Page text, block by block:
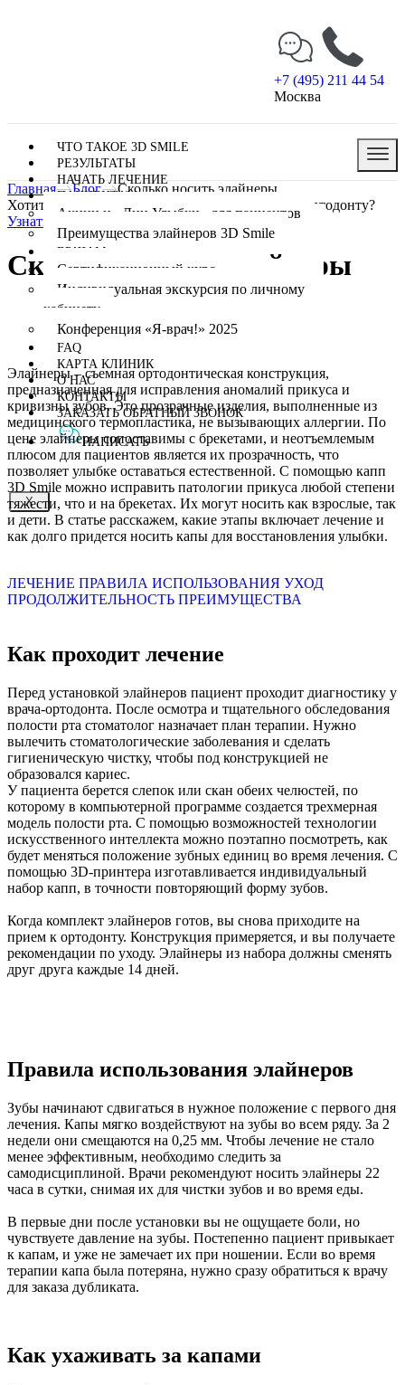
+7 (495) 211 44 54
Москва
ЧТО ТАКОЕ 3D SMILE
РЕЗУЛЬТАТЫ
НАЧАТЬ ЛЕЧЕНИЕ
ПАЦИЕНТАМ
Акции и «Дни Улыбки» для пациентов
Преимущества элайнеров 3D Smile
ВРАЧАМ
Сертификационный курс
Индивидуальная экскурсия по личному
кабинету
Конференция «Я-врач!» 2025
FAQ
КАРТА КЛИНИК
О НАС
КОНТАКТЫ
ЗАКАЗАТЬ ОБРАТНЫЙ ЗВОНОК
НАПИСАТЬ
X
Главная Блог
Сколько носить элайнеры
Хотите попасть на бесплатную консультацию к ортодонту?
Узнать про акции в клиниках
Сколько носить элайнеры
Элайнеры – съемная ортодонтическая конструкция,
предназначенная для исправления аномалий прикуса и
кривизны зубов. Это прозрачные изделия, выполненные из
медицинского термопластика, не вызывающих аллергии. По
цене элайнеры сопоставимы с брекетами, и неотъемлемым
плюсом для пациентов является их прозрачность, что
позволяет улыбке оставаться естественной. С помощью капп
3D Smile можно исправить патологии прикуса любой степени
тяжести, что и на брекетах. Их могут носить как взрослые, так
и дети. В статье расскажем, какие этапы включает лечение и
как долго придется носить капы для восстановления улыбки.
ЛЕЧЕНИЕ ПРАВИЛА ИСПОЛЬЗОВАНИЯ УХОД
ПРОДОЛЖИТЕЛЬНОСТЬ ПРЕИМУЩЕСТВА
Как проходит лечение
Перед установкой элайнеров пациент проходит диагностику у
врача-ортодонта. После осмотра и тщательного обследования
полости рта стоматолог назначает план терапии. Нужно
вылечить стоматологические заболевания и сделать
гигиеническую чистку, чтобы под конструкцией не
образовался кариес.
У пациента берется слепок или скан обеих челюстей, по
которому в компьютерной программе создается трехмерная
модель полости рта. С помощью возможностей технологии
искусственного интеллекта можно поэтапно посмотреть, как
будет меняться положение зубных единиц во время лечения. С
помощью 3D-принтера изготавливается индивидуальный
набор капп, в точности повторяющий форму зубов.
Когда комплект элайнеров готов, вы снова приходите на
прием к ортодонту. Конструкция примеряется, и вы получаете
рекомендации по уходу. Элайнеры из набора должны сменять
друг друга каждые 14 дней.
Правила использования элайнеров
Зубы начинают сдвигаться в нужное положение с первого дня
лечения. Капы мягко воздействуют на зубы во всем ряду. За 2
недели они смещаются на 0,25 мм. Чтобы лечение не стало
менее эффективным, необходимо следить за
самодисциплиной. Врачи рекомендуют носить элайнеры 22
часа в сутки, снимая их для чистки зубов и во время еды.
В первые дни после установки вы не ощущаете боли, но
чувствуете давление на зубы. Постепенно пациент привыкает
к капам, и уже не замечает их при ношении. Если во время
терапии капа была потеряна, нужно сразу обратиться к врачу
для заказа дубликата.
Как ухаживать за капами